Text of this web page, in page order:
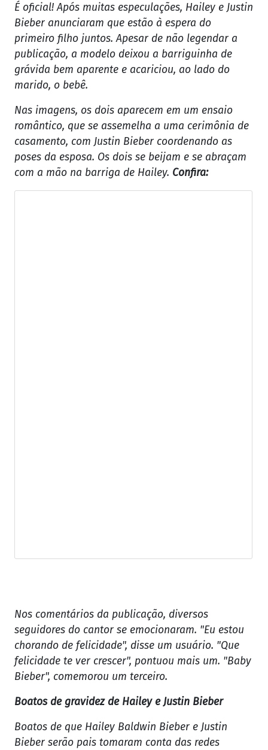
É oficial! Após muitas especulações, Hailey e Justin
Bieber anunciaram que estão à espera do
primeiro filho juntos. Apesar de não legendar a
publicação, a modelo deixou a barriguinha de
grávida bem aparente e acariciou, ao lado do
marido, o bebê.
Nas imagens, os dois aparecem em um ensaio
romântico, que se assemelha a uma cerimônia de
casamento, com Justin Bieber coordenando as
poses da esposa. Os dois se beijam e se abraçam
com a mão na barriga de Hailey. Confira:
Nos comentários da publicação, diversos
seguidores do cantor se emocionaram. "Eu estou
chorando de felicidade", disse um usuário. "Que
felicidade te ver crescer", pontuou mais um. "Baby
Bieber", comemorou um terceiro.
Boatos de gravidez de Hailey e Justin Bieber
Boatos de que Hailey Baldwin Bieber e Justin
Bieber serão pais tomaram conta das redes